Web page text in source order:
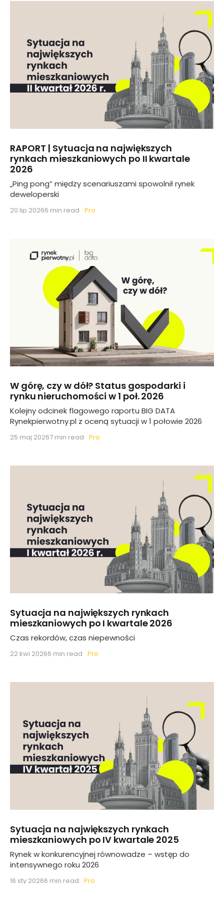
RAPORT | Sytuacja na największych
rynkach mieszkaniowych po II kwartale
2026
„Ping pong” między scenariuszami spowolnił rynek
deweloperski
20 lip 2026 Pro
6 min read
W górę, czy w dół? Status gospodarki i
rynku nieruchomości w 1 poł. 2026
Kolejny odcinek flagowego raportu BIG DATA
Rynekpierwotny.pl z oceną sytuacji w 1 połowie 2026
25 maj 2026 Pro
7 min read
Sytuacja na największych rynkach
mieszkaniowych po I kwartale 2026
Czas rekordów, czas niepewności
22 kwi 2026 Pro
6 min read
Sytuacja na największych rynkach
mieszkaniowych po IV kwartale 2025
Rynek w konkurencyjnej równowadze – wstęp do
intensywnego roku 2026
16 sty 2026 Pro
6 min read